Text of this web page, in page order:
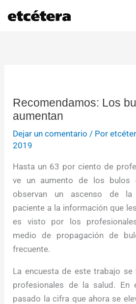
Recomendamos: Los
aumentan
Dejar un comentario / Por
2019
Hasta un 63 por ciento de
ve un aumento de los bulos
observan un ascenso de la
paciente a la información que
es visto por los
medio de propagación de
frecuente.
La encuesta de este trabajo se
profesionales de la salud. En
pasado la cifra que ahora se